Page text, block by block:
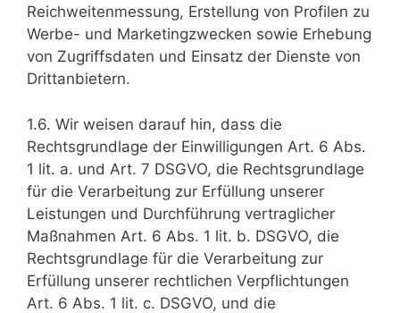
Reichweitenmessung, Erstellung von Profilen zu
Werbe- und Marketingzwecken sowie Erhebung
von Zugriffsdaten und Einsatz der Dienste von
Drittanbietern.
1.6. Wir weisen darauf hin, dass die
Rechtsgrundlage der Einwilligungen Art. 6 Abs.
1 lit. a. und Art. 7 DSGVO, die Rechtsgrundlage
für die Verarbeitung zur Erfüllung unserer
Leistungen und Durchführung vertraglicher
Maßnahmen Art. 6 Abs. 1 lit. b. DSGVO, die
Rechtsgrundlage für die Verarbeitung zur
Erfüllung unserer rechtlichen Verpflichtungen
Art. 6 Abs. 1 lit. c. DSGVO, und die